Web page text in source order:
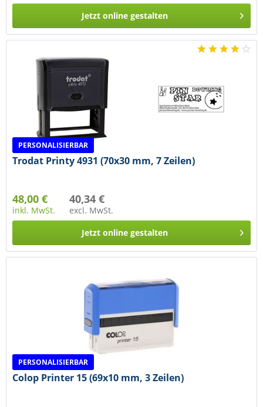
Jetzt online gestalten
PERSONALISIERBAR
Trodat Printy 4931 (70x30 mm, 7 Zeilen)
48,00 €
inkl. MwSt.
40,34 €
excl. MwSt.
Jetzt online gestalten
PERSONALISIERBAR
Colop Printer 15 (69x10 mm, 3 Zeilen)